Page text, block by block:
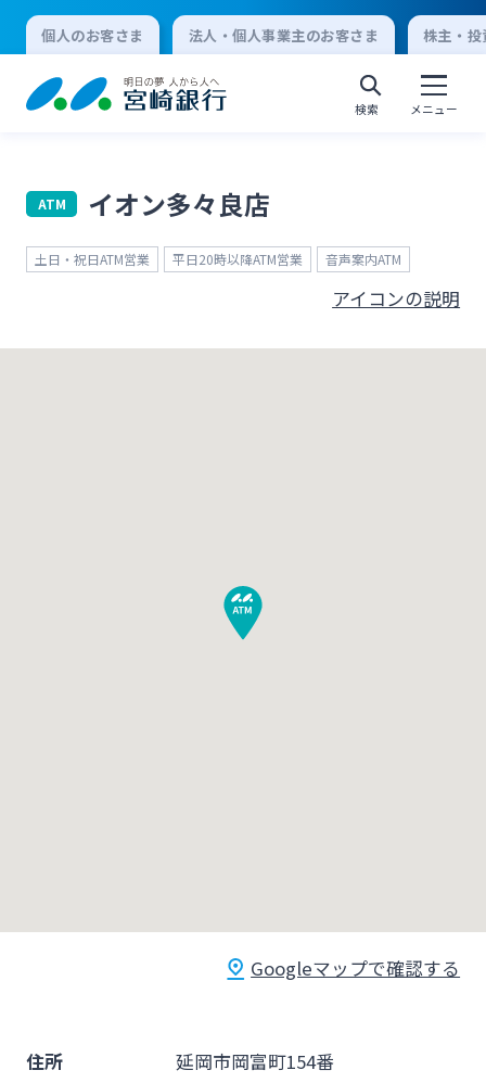
個人のお客さま 法人・個人事業主のお客さま 株主・
検索 メニュー
個人向けインターネットバンキング
ログオン
ログオン
法人・個人事業主のお客さま
株主・投資家の皆さま
ATM イオン多々良店
土日・祝日ATM営業 平日20時以降ATM営業 音声案内ATM
アイコンの説明
Googleマップで確認する
住所 延岡市岡富町154番